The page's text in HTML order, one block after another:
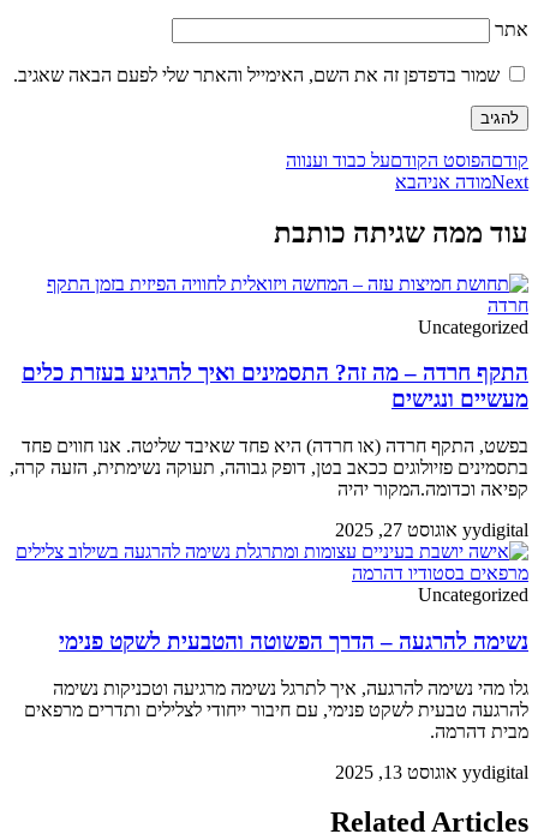
אתר
שמור בדפדפן זה את השם, האימייל והאתר שלי לפעם הבאה שאגיב.
קודםהפוסט הקודםעל כבוד וענווה
Nextמודה אניהבא
עוד ממה שגיתה כותבת
Uncategorized
התקף חרדה – מה זה? התסמינים ואיך להרגיע בעזרת כלים
מעשיים ונגישים
בפשט, התקף חרדה (או חרדה) היא פחד שאיבד שליטה. אנו חווים פחד
בתסמינים פזיולוגים ככאב בטן, דופק גבוהה, תעוקה נשימתית, הזעה קרה,
קפיאה וכדומה.המקור יהיה
yydigital אוגוסט 27, 2025
Uncategorized
נשימה להרגעה – הדרך הפשוטה והטבעית לשקט פנימי
גלו מהי נשימה להרגעה, איך לתרגל נשימה מרגיעה וטכניקות נשימה
להרגעה טבעית לשקט פנימי, עם חיבור ייחודי לצלילים ותדרים מרפאים
מבית דהרמה.
yydigital אוגוסט 13, 2025
Related Articles